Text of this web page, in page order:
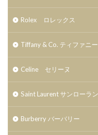
Rolex ロレックス
Tiffany & Co. ティファニー
Celine セリーヌ
Saint Laurent サンローラン
Burberry バーバリー